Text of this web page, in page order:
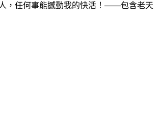
，任何事能撼動我的快活！——包含老天